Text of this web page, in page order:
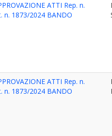
ATTI Rep. n.
n. 1873/2024 BANDO
ATTI Rep. n.
n. 1873/2024 BANDO